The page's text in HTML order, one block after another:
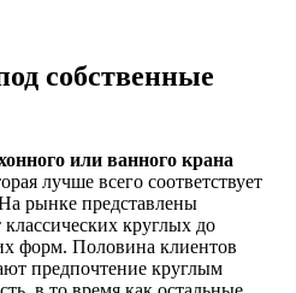
собственные
или ванного крана
лучше всего соответствует
рынке представлены
круглых до
форм. Половина клиентов
предпочтение круглым